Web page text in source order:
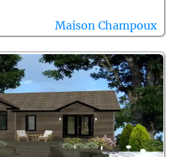
Maison Champoux